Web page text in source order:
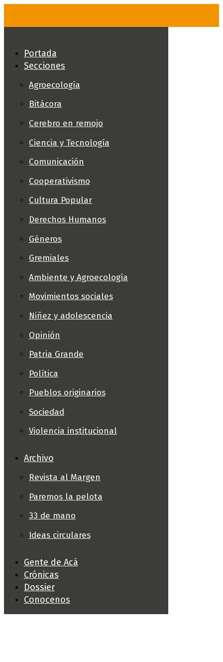
Portada
Secciones
Agroecología
Bitácora
Cerebro en remojo
Ciencia y Tecnología
Comunicación
Cooperativismo
Cultura Popular
Derechos Humanos
Géneros
Gremiales
Ambiente y Agroecología
Movimientos sociales
Niñez y adolescencia
Opinión
Patria Grande
Política
Pueblos originarios
Sociedad
Violencia institucional
Archivo
Revista al Margen
Paremos la pelota
33 de mano
Ideas circulares
Gente de Acá
Crónicas
Dossier
Conocenos